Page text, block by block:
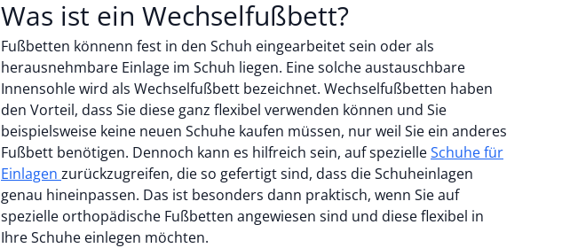
Was ist ein Wechselfußbett?
Fußbetten könnenn fest in den Schuh eingearbeitet sein oder als
herausnehmbare Einlage im Schuh liegen. Eine solche austauschbare
Innensohle wird als Wechselfußbett bezeichnet. Wechselfußbetten haben
den Vorteil, dass Sie diese ganz flexibel verwenden können und Sie
beispielsweise keine neuen Schuhe kaufen müssen, nur weil Sie ein anderes
Fußbett benötigen. Dennoch kann es hilfreich sein, auf spezielleSchuhe für
Einlagen zurückzugreifen, die so gefertigt sind, dass die Schuheinlagen
genau hineinpassen. Das ist besonders dann praktisch, wenn Sie auf
spezielle orthopädische Fußbetten angewiesen sind und diese flexibel in
Ihre Schuhe einlegen möchten.